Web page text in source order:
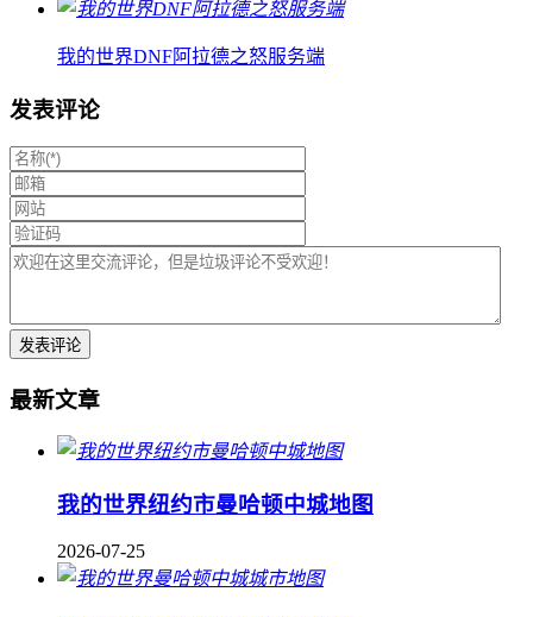
我的世界DNF阿拉德之怒服务端
发表评论
最新文章
我的世界纽约市曼哈顿中城地图
2026-07-25